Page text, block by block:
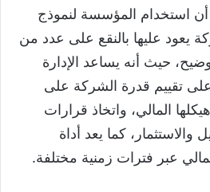
أن استخدام المؤسسة لنموذج
يعود عليها بالنقع على عدد من
حيث أنه يساعد الإدارة
على تقييم قدرة الشركة على
هيكلها المالي، واتخاذ قرارات
والاستثمار، كما يعد أداة
عبر فترات زمنية مختلفة.